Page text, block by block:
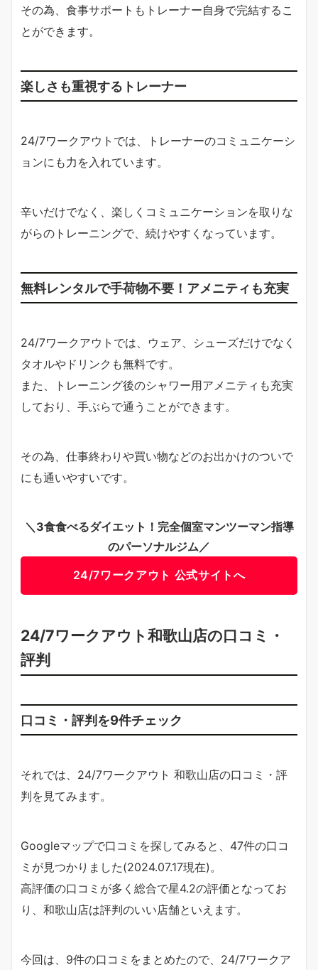
その為、食事サポートもトレーナー自身で完結するこ
とができます。
楽しさも重視するトレーナー
24/7ワークアウトでは、トレーナーのコミュニケーシ
ョンにも力を入れています。
辛いだけでなく、楽しくコミュニケーションを取りな
がらのトレーニングで、続けやすくなっています。
無料レンタルで手荷物不要！アメニティも充実
24/7ワークアウトでは、ウェア、シューズだけでなく
タオルやドリンクも無料です。
また、トレーニング後のシャワー用アメニティも充実
しており、手ぶらで通うことができます。
その為、仕事終わりや買い物などのお出かけのついで
にも通いやすいです。
＼3食食べるダイエット！完全個室マンツーマン指導
のパーソナルジム／
24/7ワークアウト 公式サイトへ
24/7ワークアウト和歌山店の口コミ・
評判
口コミ・評判を9件チェック
それでは、24/7ワークアウト 和歌山店の口コミ・評
判を見てみます。
Googleマップで口コミを探してみると、47件の口コ
ミが見つかりました(2024.07.17現在)。
高評価の口コミが多く総合で星4.2の評価となってお
り、和歌山店は評判のいい店舗といえます。
今回は、9件の口コミをまとめたので、24/7ワークア